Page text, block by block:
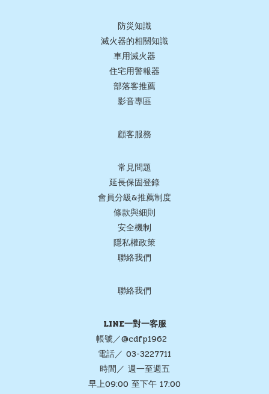
防災知識
滅火器的相關知識
車用滅火器
住宅用警報器
部落客推薦
影音專區
顧客服務
常見問題
延長保固登錄
會員分級&推薦制度
條款與細則
安全機制
隱私權政策
聯絡我們
聯絡我們
LINE一對一客服
帳號／@cdfp1962
電話／ 03-3227711
時間／ 週一至週五
早上09:00 至下午 17:00